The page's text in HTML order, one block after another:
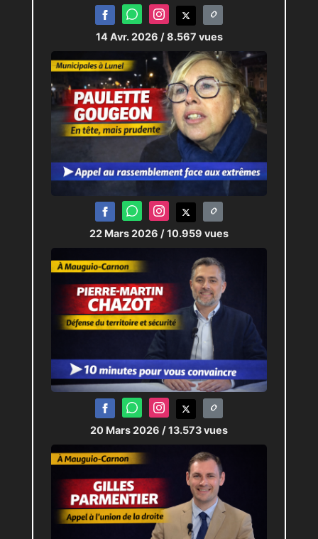
14 Avr. 2026 / 8.567 vues
22 Mars 2026 / 10.959 vues
20 Mars 2026 / 13.573 vues